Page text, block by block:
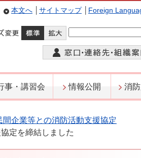
本文へ サイトマップ Foreign
事・講習会 情報公開 消
間企業等との消防活動支援協定
定を締結しました